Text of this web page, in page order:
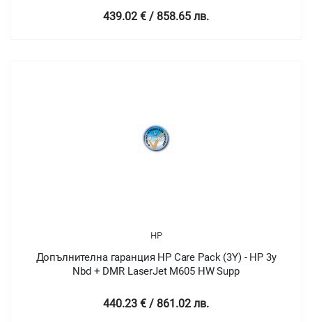
439.02 € / 858.65 лв.
HP
Допълнителна гаранция HP Care Pack (3Y) - HP 3y
Nbd + DMR LaserJet M605 HW Supp
440.23 € / 861.02 лв.